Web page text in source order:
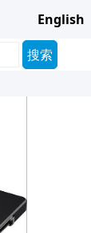
English